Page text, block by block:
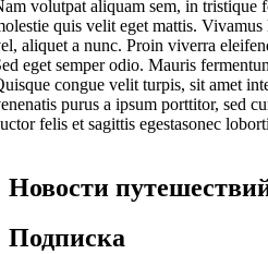
volutpat aliquam sem, in tristique
quis velit eget mattis.
aliquet a nunc. Proin viverra
eget semper odio. Mauris
congue velit turpis, sit amet
purus a ipsum porttitor, sed
felis et sagittis egestasonec
Новости
Подписка